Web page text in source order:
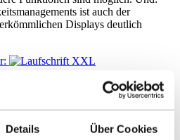
Details Über Cookies
ist auch der
Displays deutlich
Laufschrift eine attraktive
Lichtwerbung dar, da sie modular
Sondergehäuse